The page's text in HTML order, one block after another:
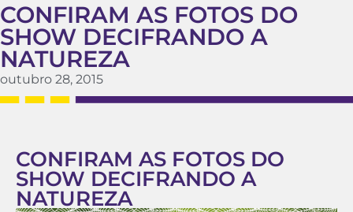
CONFIRAM AS FOTOS DO
SHOW DECIFRANDO A
NATUREZA
outubro 28, 2015
CONFIRAM AS FOTOS DO
SHOW DECIFRANDO A
NATUREZA